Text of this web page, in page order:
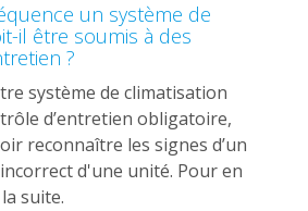
un système de
il être soumis à des
?
système de climatisation
d’entretien obligatoire,
reconnaître les signes d’un
d'une unité. Pour en
suite.